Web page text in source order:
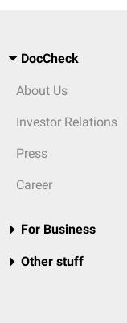
DocCheck
About Us
Investor Relations
Press
Career
For Business
Other stuff